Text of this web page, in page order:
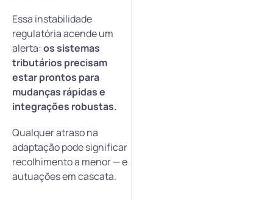
Essa instabilidade
regulatória acende um
alerta: os sistemas
tributários precisam
estar prontos para
mudanças rápidas e
integrações robustas.
Qualquer atraso na
adaptação pode significar
recolhimento a menor — e
autuações em cascata.